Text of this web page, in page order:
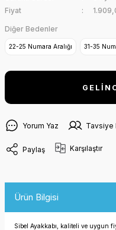
Fiyat
Diğer Bedenler
22-25 Numara Aralığı 31-35
Yorum Yaz Tavsiye
Paylaş Karşılaştır
Ürün Bilgisi
Sibel Ayakkabı, kaliteli ve uygun